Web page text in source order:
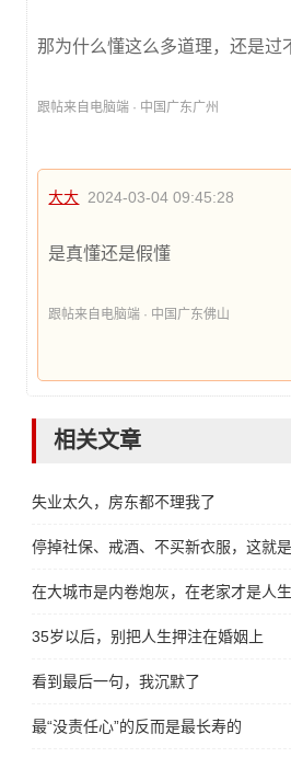
那为什么懂这么多道理，还是过
跟帖来自电脑端 · 中国广东广州
大大 2024-03-04 09:45:28
是真懂还是假懂
跟帖来自电脑端 · 中国广东佛山
相关文章
失业太久，房东都不理我了
停掉社保、戒酒、不买新衣服，这就
在大城市是内卷炮灰，在老家才是人
35岁以后，别把人生押注在婚姻上
看到最后一句，我沉默了
最“没责任心”的反而是最长寿的